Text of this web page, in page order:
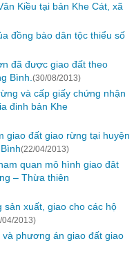
Kiều tại bản Khe Cát, xã
đồng bào dân tộc thiểu số
đã được giao đất theo
Bình. (30/08/2013)
và cấp giấy chứng nhận
đinh bản Khe
giao đất giao rừng tại huyện
(22/04/2013)
quan mô hình giao đât
– Thừa thiên
xuất, giao cho các hộ
04/2013)
phương án giao đất giao